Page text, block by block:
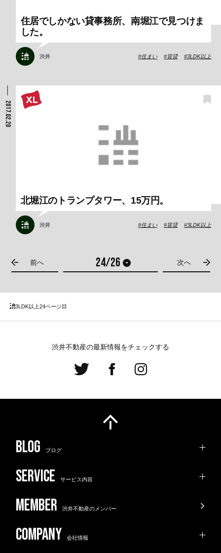
住居でしかない貸事務所、南堀江で見つけま
した。
渋井 住まい 賃貸 3LDK以上
2017.02.20
北堀江のトランプタワー、15万円。
渋井 住まい 賃貸 3LDK以上
前へ 次へ
3LDK以上24ページ目
渋井不動産の最新情報をチェックする
ブログ
サービス内容
渋井不動産のメンバー
会社情報